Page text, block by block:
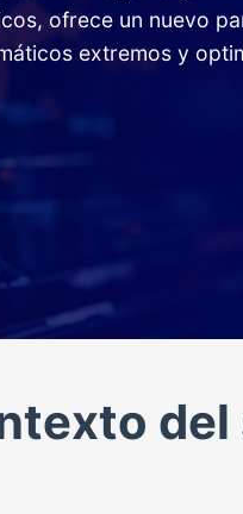
ofrece un nuevo
extremos y